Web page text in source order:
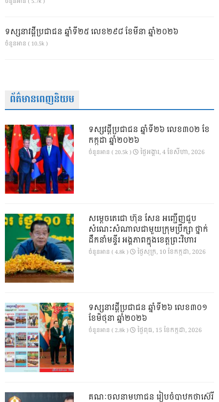
ទស្សនាវដ្ដីប្រជាជន ឆ្នាំទី២៥ លេខ២៩៨ ខែមីនា ឆ្នាំ២០២៦
ចំនួនអាន ( 10.5k )
ព័ត៌មានពេញនិយម
ទស្សវដ្តីប្រជាជន ឆ្នាំទី២៦ លេខ៣០២ ខែ
កក្កដា ឆ្នាំ២០២៦
ចំនួនអាន ( 20.5k ) ថ្ងៃ​អង្គារ, 4 ខែ​សីហា, 2026
សម្តេចតេជោ ហ៊ុន សែន អញ្ជើញជួប
សំណេះសំណាលជាមួយក្រុមប្រឹក្សា ថ្នាក់
ដឹកនាំមន្ទីរ អង្គភាពក្នុងខេត្តព្រះវិហារ
ចំនួនអាន ( 4.8k ) ថ្ងៃ​សុក្រ, 10 ខែ​កក្កដា, 2026
ទស្សនាវដ្ដីប្រជាជន ឆ្នាំទី២៦ លេខ៣០១
ខែមិថុនា ឆ្នាំ២០២៦
ចំនួនអាន ( 2.8k ) ថ្ងៃ​ពុធ, 15 ខែ​កក្កដា, 2026
គណៈចលនាមហាជន រៀបចំបាឋកថាស៊េរី